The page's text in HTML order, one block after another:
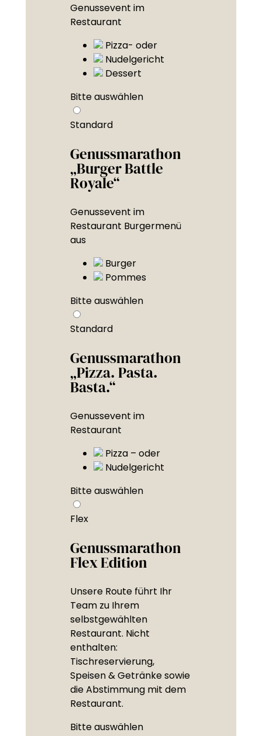
Genussevent im
Restaurant
Pizza- oder
Nudelgericht
Dessert
Bitte auswählen
Standard
Genussmarathon
„Burger Battle
Royale“
Genussevent im
Restaurant Burgermenü
aus
Burger
Pommes
Bitte auswählen
Standard
Genussmarathon
„Pizza. Pasta.
Basta.“
Genussevent im
Restaurant
Pizza – oder
Nudelgericht
Bitte auswählen
Flex
Genussmarathon
Flex Edition
Unsere Route führt Ihr
Team zu Ihrem
selbstgewählten
Restaurant. Nicht
enthalten:
Tischreservierung,
Speisen & Getränke sowie
die Abstimmung mit dem
Restaurant.
Bitte auswählen